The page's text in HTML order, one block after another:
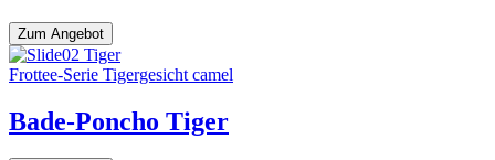
Zum Angebot
Frottee-Serie Tigergesicht camel
Bade-Poncho Tiger